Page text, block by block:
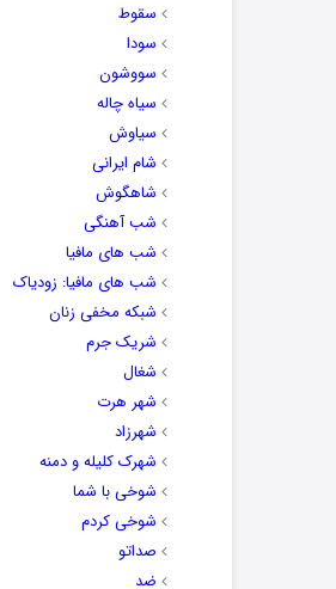
سقوط
سودا
سووشون
سیاه چاله
سیاوش
شام ایرانی
شاهگوش
شب آهنگی
شب های مافیا
شب های مافیا: زودیاک
شبکه مخفی زنان
شریک جرم
شغال
شهر هرت
شهرزاد
شهرک کلیله و دمنه
شوخی با شما
شوخی کردم
صداتو
ضد